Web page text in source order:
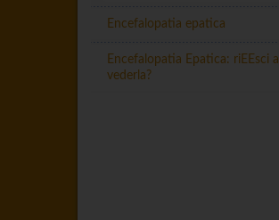
Encefalopatia epatica
Encefalopatia Epatica: riEEsci a
vederla?